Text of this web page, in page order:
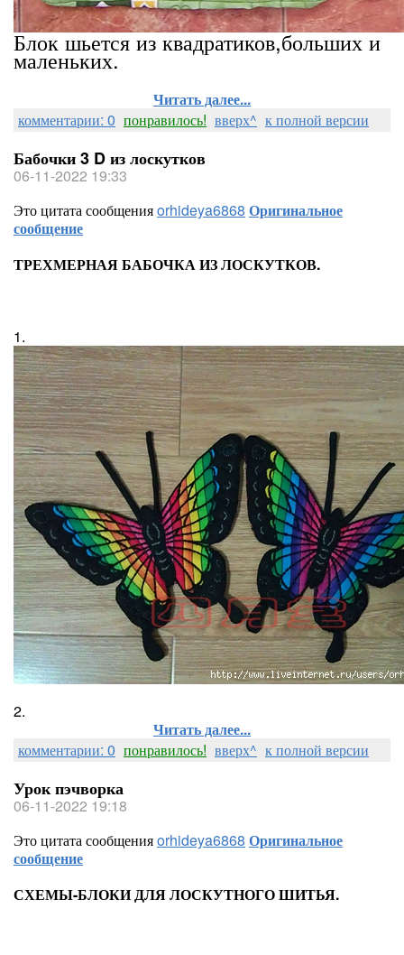
Блок шьется из квадратиков,больших и
маленьких.
Читать далее...
комментарии: 0 понравилось! вверх^ к полной версии
Бабочки 3 D из лоскутков
06-11-2022 19:33
Это цитата сообщенияorhideya6868 Оригинальное
сообщение
ТРЕХМЕРНАЯ БАБОЧКА ИЗ ЛОСКУТКОВ.
1.
2.
Читать далее...
комментарии: 0 понравилось! вверх^ к полной версии
Урок пэчворка
06-11-2022 19:18
Это цитата сообщенияorhideya6868 Оригинальное
сообщение
СХЕМЫ-БЛОКИ ДЛЯ ЛОСКУТНОГО ШИТЬЯ.